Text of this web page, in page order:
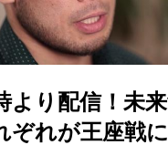
より配信！未
ぞれが王座戦